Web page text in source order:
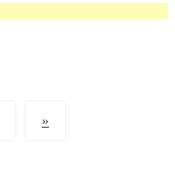
»